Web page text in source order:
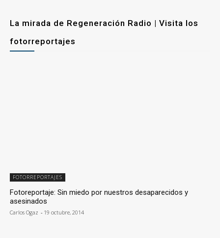
La mirada de Regeneración Radio | Visita los
fotorreportajes
FOTORREPORTAJES
Fotoreportaje: Sin miedo por nuestros desaparecidos y
asesinados
Carlos Ogaz - 19 octubre, 2014